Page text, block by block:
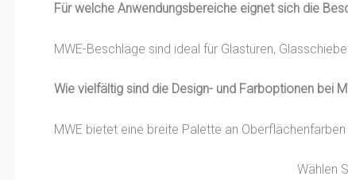
Für welche Anwendungsbereiche eignet sich die
MWE-Beschläge sind ideal für Glastüren,
Wie vielfältig sind die Design- und Farboptionen bei
MWE bietet eine breite Palette an
Wählen